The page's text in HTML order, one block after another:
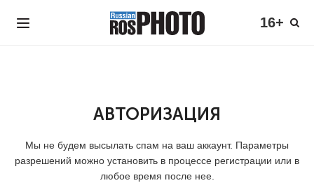
16+
АВТОРИЗАЦИЯ
Мы не будем высылать спам на ваш аккаунт. Параметры
разрешений можно установить в процессе регистрации или в
любое время после нее.